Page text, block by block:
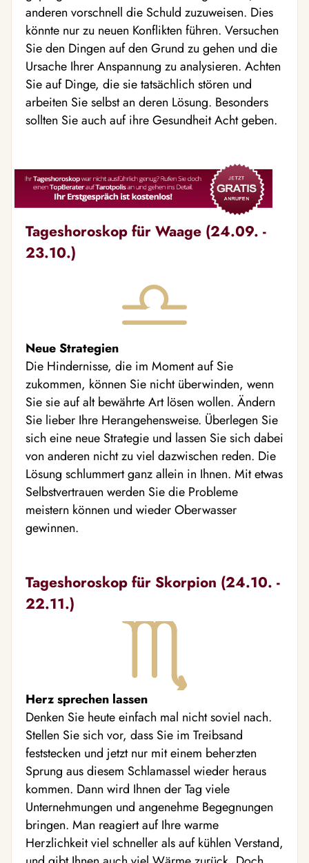
anderen vorschnell die Schuld zuzuweisen. Dies
könnte nur zu neuen Konflikten führen. Versuchen
Sie den Dingen auf den Grund zu gehen und die
Ursache Ihrer Anspannung zu analysieren. Achten
Sie auf Dinge, die sie tatsächlich stören und
arbeiten Sie selbst an deren Lösung. Besonders
sollten Sie auch auf ihre Gesundheit Acht geben.
Tageshoroskop für Waage (24.09. -
23.10.)
Neue Strategien
Die Hindernisse, die im Moment auf Sie
zukommen, können Sie nicht überwinden, wenn
Sie sie auf alt bewährte Art lösen wollen. Ändern
Sie lieber Ihre Herangehensweise. Überlegen Sie
sich eine neue Strategie und lassen Sie sich dabei
von anderen nicht zu viel dazwischen reden. Die
Lösung schlummert ganz allein in Ihnen. Mit etwas
Selbstvertrauen werden Sie die Probleme
meistern können und wieder Oberwasser
gewinnen.
Tageshoroskop für Skorpion (24.10. -
22.11.)
Herz sprechen lassen
Denken Sie heute einfach mal nicht soviel nach.
Stellen Sie sich vor, dass Sie im Treibsand
feststecken und jetzt nur mit einem beherzten
Sprung aus diesem Schlamassel wieder heraus
kommen. Dann wird Ihnen der Tag viele
Unternehmungen und angenehme Begegnungen
bringen. Man reagiert auf Ihre warme
Herzlichkeit viel schneller als auf kühlen Verstand,